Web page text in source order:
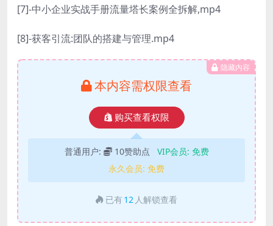
[7]-中小企业实战手册流量塔长案例全拆解,mp4
[8]-获客引流:团队的搭建与管理.mp4
隐藏内容
本内容需权限查看
购买查看权限
普通用户: 10赞助点 VIP会员: 免费
永久会员: 免费
已有 12 人解锁查看